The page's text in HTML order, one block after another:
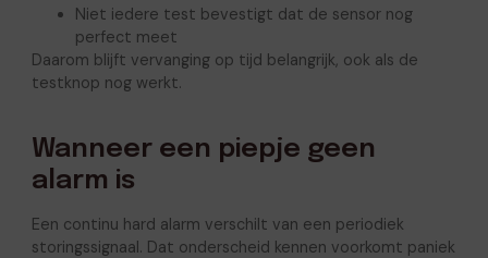
Niet iedere test bevestigt dat de sensor nog
perfect meet
Daarom blijft vervanging op tijd belangrijk, ook als de
testknop nog werkt.
Wanneer een piepje geen
alarm is
Een continu hard alarm verschilt van een periodiek
storingssignaal. Dat onderscheid kennen voorkomt paniek